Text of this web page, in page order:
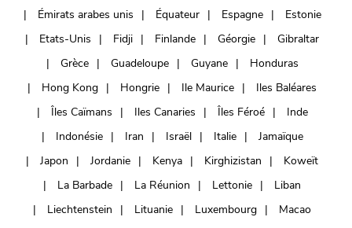
Émirats arabes unis
Équateur Espagne
Estonie
Etats-Unis
Fidji Finlande Géorgie
Gibraltar
Grèce
Guadeloupe Guyane
Honduras
Hong Kong
Hongrie Ile Maurice
Iles Baléares
Îles Caïmans
Iles Canaries Îles Féroé
Inde
Indonésie
Iran Israël Italie
Jamaïque
Japon
Jordanie Kenya Kirghizistan
Koweït
La Barbade
La Réunion Lettonie
Liban
Liechtenstein
Lituanie Luxembourg
Macao